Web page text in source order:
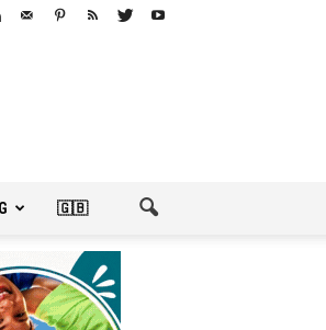
🇬🇧